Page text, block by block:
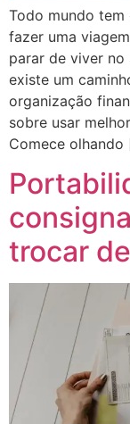
Todo mundo
fazer uma
parar de viver
existe um
organização
sobre usar
Comece
trocar